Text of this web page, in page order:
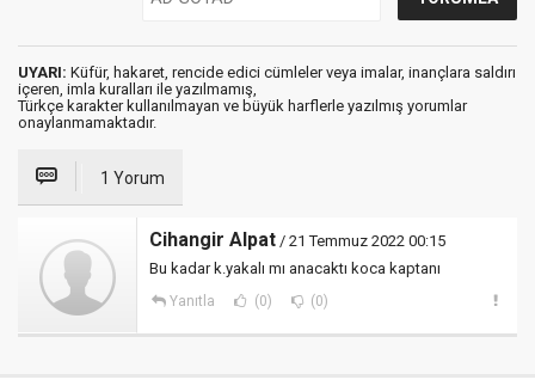
UYARI: Küfür, hakaret, rencide edici cümleler veya imalar, inançlara saldırı
içeren, imla kuralları ile yazılmamış,
Türkçe karakter kullanılmayan ve büyük harflerle yazılmış yorumlar
onaylanmamaktadır.
1 Yorum
Cihangir Alpat / 21 Temmuz 2022 00:15
Bu kadar k.yakalı mı anacaktı koca kaptanı
Yanıtla (0) (0)